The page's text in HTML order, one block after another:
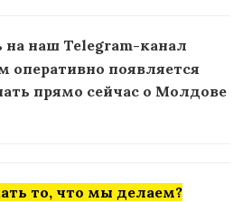
наш Telegram-канал
оперативно появляется
прямо сейчас о Молдове
то, что мы делаем?